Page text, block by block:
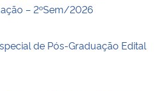
– 2ºSem/2026
de Pós-Graduação Edital